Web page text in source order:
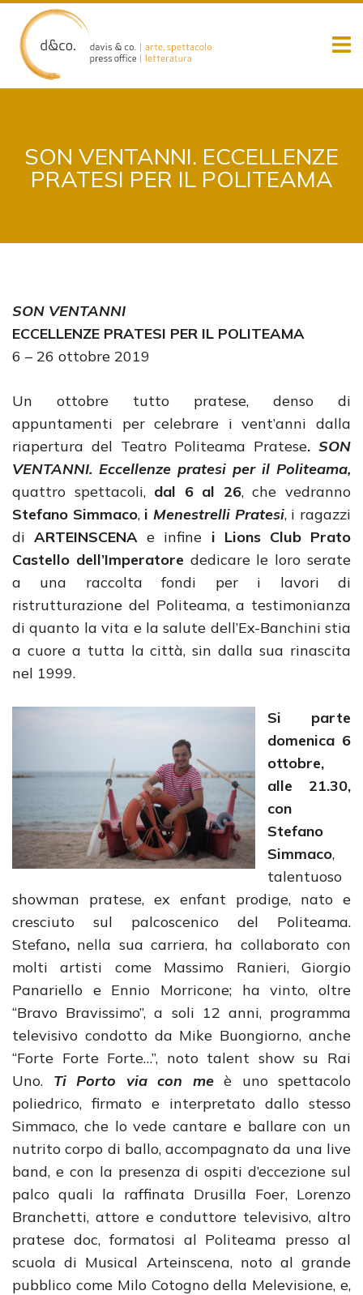
content
SON VENTANNI. ECCELLENZE
PRATESI PER IL POLITEAMA
SON VENTANNI
ECCELLENZE PRATESI PER IL POLITEAMA
6 – 26 ottobre 2019
Un ottobre tutto pratese, denso di
appuntamenti per celebrare i vent’anni dalla
riapertura del Teatro Politeama Pratese.SON
VENTANNI. Eccellenze pratesi per il Politeama,
quattro spettacoli, dal 6 al 26, che vedranno
Stefano Simmaco, iMenestrelli Pratesi, i ragazzi
diARTEINSCENA e infine i Lions Club Prato
Castello dell’Imperatore dedicare le loro serate
a una raccolta fondi per i lavori di
ristrutturazione del Politeama, a testimonianza
di quanto la vita e la salute dell’Ex-Banchini stia
a cuore a tutta la città, sin dalla sua rinascita
nel 1999.
Si parte
domenica 6
ottobre,
alle 21.30,
con
Stefano
Simmaco,
talentuoso
showman pratese, ex enfant prodige, nato e
cresciuto sul palcoscenico del Politeama.
Stefano, nella sua carriera, ha collaborato con
molti artisti come Massimo Ranieri, Giorgio
Panariello e Ennio Morricone; ha vinto, oltre
“Bravo Bravissimo”, a soli 12 anni, programma
televisivo condotto da Mike Buongiorno, anche
“Forte Forte Forte…”, noto talent show su Rai
Uno. Ti Porto via con meè uno spettacolo
poliedrico, firmato e interpretato dallo stesso
Simmaco, che lo vede cantare e ballare con un
nutrito corpo di ballo, accompagnato da una live
band, e con la presenza di ospiti d’eccezione sul
palco quali la raffinata Drusilla Foer, Lorenzo
Branchetti, attore e conduttore televisivo, altro
pratese doc, formatosi al Politeama presso al
scuola di Musical Arteinscena, noto al grande
pubblico come Milo Cotogno della Melevisione, e,